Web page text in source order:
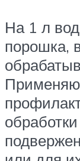
На 1 л
порошка,